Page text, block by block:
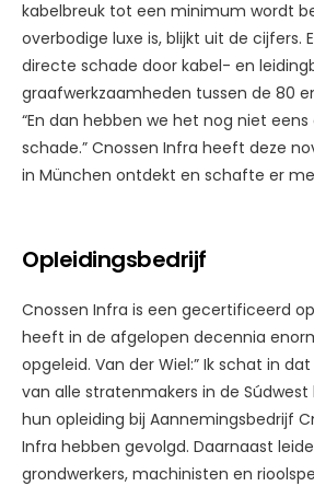
kabelbreuk tot een minimum wordt
overbodige luxe is, blijkt uit de cijfers.
directe schade door kabel- en
graafwerkzaamheden tussen de 80
“En dan hebben we het nog niet
schade.” Cnossen Infra heeft deze
in München ontdekt en schafte er
Opleidingsbedrijf
Cnossen Infra is een gecertificeerd
heeft in de afgelopen decennia
opgeleid. Van der Wiel:” Ik schat in
van alle stratenmakers in de Súdwest
hun opleiding bij Aannemingsbedrijf
Infra hebben gevolgd. Daarnaast
grondwerkers, machinisten en